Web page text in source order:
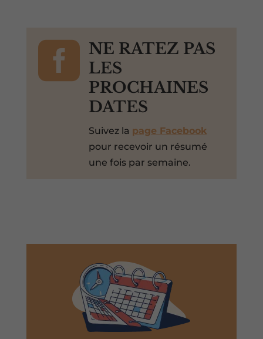

NE RATEZ PAS
LES
PROCHAINES
DATES
Suivez la page Facebook
pour recevoir un résumé
une fois par semaine.